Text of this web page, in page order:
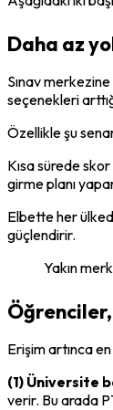
Daha az
Sınav
seçenekleri
Özellikle şu
Kısa sürede
girme planı
Elbette her
güçlendirir.
Yakın
Erişim artınca
(1) Üniversite
verir. Bu arada